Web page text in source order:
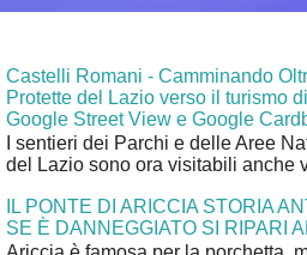
Castelli Romani - Camminando
Protette del Lazio verso il turismo
Google Street View e Google
I sentieri dei Parchi e delle Aree
del Lazio sono ora visitabili anche
IL PONTE DI ARICCIA STORIA
SE È DANNEGGIATO SI RIPARI